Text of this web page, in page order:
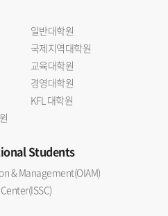
일반대학원
국제지역대학원
교육대학원
경영대학원
KFL 대학원
Students
& Management(OIAM)